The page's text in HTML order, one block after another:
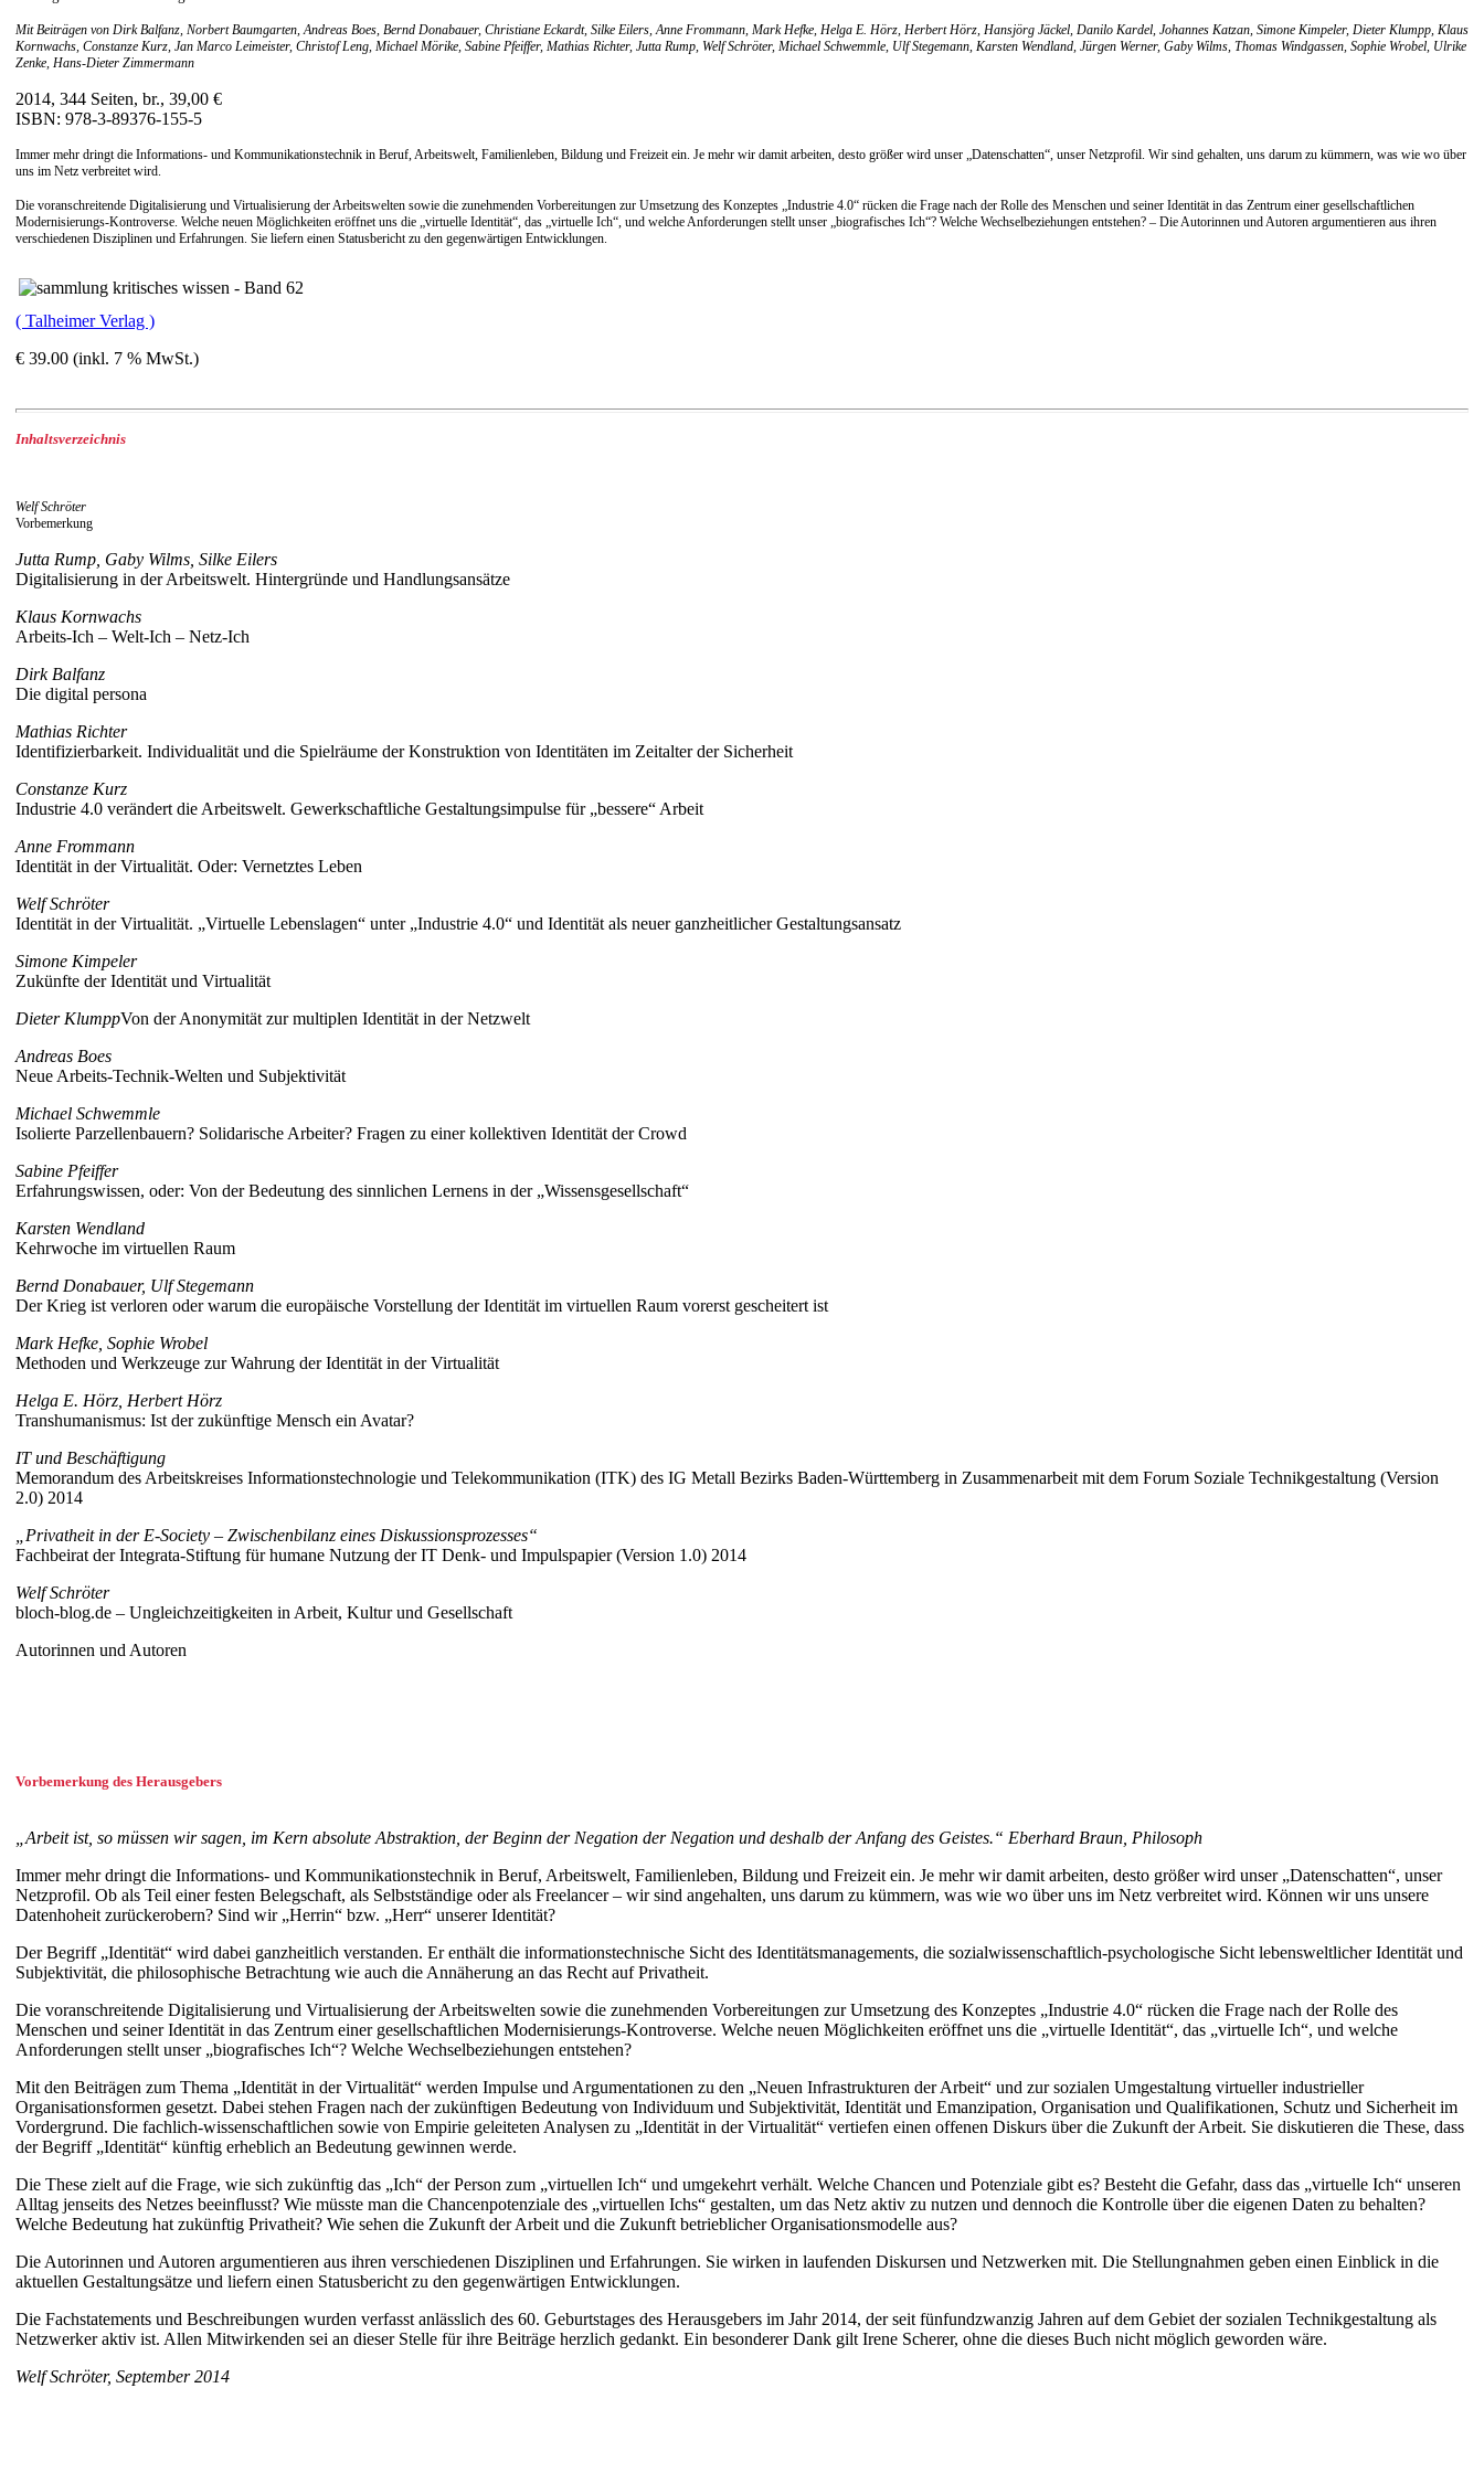
Mit Beiträgen von Dirk Balfanz, Norbert Baumgarten, Andreas Boes, Bernd Donabauer, Christiane Eckardt, Silke Eilers, Anne Frommann, Mark Hefke, Helga E. Hörz, Herbert Hörz, Hansjörg Jäckel, Danilo Kardel, Johannes Katzan, Simone Kimpeler, Dieter Klumpp, Klaus
Kornwachs, Constanze Kurz, Jan Marco Leimeister, Christof Leng, Michael Mörike, Sabine Pfeiffer, Mathias Richter, Jutta Rump, Welf Schröter, Michael Schwemmle, Ulf Stegemann, Karsten Wendland, Jürgen Werner, Gaby Wilms, Thomas Windgassen, Sophie Wrobel, Ulrike
Zenke, Hans-Dieter Zimmermann
2014, 344 Seiten, br., 39,00 €
ISBN: 978-3-89376-155-5
Immer mehr dringt die Informations- und Kommunikationstechnik in Beruf, Arbeitswelt, Familienleben, Bildung und Freizeit ein. Je mehr wir damit arbeiten, desto größer wird unser „Datenschatten“, unser Netzprofil. Wir sind gehalten, uns darum zu kümmern, was wie wo über
uns im Netz verbreitet wird.
Die voranschreitende Digitalisierung und Virtualisierung der Arbeitswelten sowie die zunehmenden Vorbereitungen zur Umsetzung des Konzeptes „Industrie 4.0“ rücken die Frage nach der Rolle des Menschen und seiner Identität in das Zentrum einer gesellschaftlichen
Modernisierungs-Kontroverse. Welche neuen Möglichkeiten eröffnet uns die „virtuelle Identität“, das „virtuelle Ich“, und welche Anforderungen stellt unser „biografisches Ich“? Welche Wechselbeziehungen entstehen? – Die Autorinnen und Autoren argumentieren aus ihren
verschiedenen Disziplinen und Erfahrungen. Sie liefern einen Statusbericht zu den gegenwärtigen Entwicklungen.
( Talheimer Verlag )
€ 39.00 (inkl. 7 % MwSt.)
Inhaltsverzeichnis
Welf Schröter
Vorbemerkung
Jutta Rump, Gaby Wilms, Silke Eilers
Digitalisierung in der Arbeitswelt. Hintergründe und Handlungsansätze
Klaus Kornwachs
Arbeits-Ich – Welt-Ich – Netz-Ich
Dirk Balfanz
Die digital persona
Mathias Richter
Identifizierbarkeit. Individualität und die Spielräume der Konstruktion von Identitäten im Zeitalter der Sicherheit
Constanze Kurz
Industrie 4.0 verändert die Arbeitswelt. Gewerkschaftliche Gestaltungsimpulse für „bessere“ Arbeit
Anne Frommann
Identität in der Virtualität. Oder: Vernetztes Leben
Welf Schröter
Identität in der Virtualität. „Virtuelle Lebenslagen“ unter „Industrie 4.0“ und Identität als neuer ganzheitlicher Gestaltungsansatz
Simone Kimpeler
Zukünfte der Identität und Virtualität
Dieter KlumppVon der Anonymität zur multiplen Identität in der Netzwelt
Andreas Boes
Neue Arbeits-Technik-Welten und Subjektivität
Michael Schwemmle
Isolierte Parzellenbauern? Solidarische Arbeiter? Fragen zu einer kollektiven Identität der Crowd
Sabine Pfeiffer
Erfahrungswissen, oder: Von der Bedeutung des sinnlichen Lernens in der „Wissensgesellschaft“
Karsten Wendland
Kehrwoche im virtuellen Raum
Bernd Donabauer, Ulf Stegemann
Der Krieg ist verloren oder warum die europäische Vorstellung der Identität im virtuellen Raum vorerst gescheitert ist
Mark Hefke, Sophie Wrobel
Methoden und Werkzeuge zur Wahrung der Identität in der Virtualität
Helga E. Hörz, Herbert Hörz
Transhumanismus: Ist der zukünftige Mensch ein Avatar?
IT und Beschäftigung
Memorandum des Arbeitskreises Informationstechnologie und Telekommunikation (ITK) des IG Metall Bezirks Baden-Württemberg in Zusammenarbeit mit dem Forum Soziale Technikgestaltung (Version
2.0) 2014
„Privatheit in der E-Society – Zwischenbilanz eines Diskussionsprozesses“
Fachbeirat der Integrata-Stiftung für humane Nutzung der IT Denk- und Impulspapier (Version 1.0) 2014
Welf Schröter
bloch-blog.de – Ungleichzeitigkeiten in Arbeit, Kultur und Gesellschaft
Autorinnen und Autoren
Vorbemerkung des Herausgebers
„Arbeit ist, so müssen wir sagen, im Kern absolute Abstraktion, der Beginn der Negation der Negation und deshalb der Anfang des Geistes.“ Eberhard Braun, Philosoph
Immer mehr dringt die Informations- und Kommunikationstechnik in Beruf, Arbeitswelt, Familienleben, Bildung und Freizeit ein. Je mehr wir damit arbeiten, desto größer wird unser „Datenschatten“, unser
Netzprofil. Ob als Teil einer festen Belegschaft, als Selbstständige oder als Freelancer – wir sind angehalten, uns darum zu kümmern, was wie wo über uns im Netz verbreitet wird. Können wir uns unsere
Datenhoheit zurückerobern? Sind wir „Herrin“ bzw. „Herr“ unserer Identität?
Der Begriff „Identität“ wird dabei ganzheitlich verstanden. Er enthält die informationstechnische Sicht des Identitätsmanagements, die sozialwissenschaftlich-psychologische Sicht lebensweltlicher Identität und
Subjektivität, die philosophische Betrachtung wie auch die Annäherung an das Recht auf Privatheit.
Die voranschreitende Digitalisierung und Virtualisierung der Arbeitswelten sowie die zunehmenden Vorbereitungen zur Umsetzung des Konzeptes „Industrie 4.0“ rücken die Frage nach der Rolle des
Menschen und seiner Identität in das Zentrum einer gesellschaftlichen Modernisierungs-Kontroverse. Welche neuen Möglichkeiten eröffnet uns die „virtuelle Identität“, das „virtuelle Ich“, und welche
Anforderungen stellt unser „biografisches Ich“? Welche Wechselbeziehungen entstehen?
Mit den Beiträgen zum Thema „Identität in der Virtualität“ werden Impulse und Argumentationen zu den „Neuen Infrastrukturen der Arbeit“ und zur sozialen Umgestaltung virtueller industrieller
Organisationsformen gesetzt. Dabei stehen Fragen nach der zukünftigen Bedeutung von Individuum und Subjektivität, Identität und Emanzipation, Organisation und Qualifikationen, Schutz und Sicherheit im
Vordergrund. Die fachlich-wissenschaftlichen sowie von Empirie geleiteten Analysen zu „Identität in der Virtualität“ vertiefen einen offenen Diskurs über die Zukunft der Arbeit. Sie diskutieren die These, dass
der Begriff „Identität“ künftig erheblich an Bedeutung gewinnen werde.
Die These zielt auf die Frage, wie sich zukünftig das „Ich“ der Person zum „virtuellen Ich“ und umgekehrt verhält. Welche Chancen und Potenziale gibt es? Besteht die Gefahr, dass das „virtuelle Ich“ unseren
Alltag jenseits des Netzes beeinflusst? Wie müsste man die Chancenpotenziale des „virtuellen Ichs“ gestalten, um das Netz aktiv zu nutzen und dennoch die Kontrolle über die eigenen Daten zu behalten?
Welche Bedeutung hat zukünftig Privatheit? Wie sehen die Zukunft der Arbeit und die Zukunft betrieblicher Organisationsmodelle aus?
Die Autorinnen und Autoren argumentieren aus ihren verschiedenen Disziplinen und Erfahrungen. Sie wirken in laufenden Diskursen und Netzwerken mit. Die Stellungnahmen geben einen Einblick in die
aktuellen Gestaltungsätze und liefern einen Statusbericht zu den gegenwärtigen Entwicklungen.
Die Fachstatements und Beschreibungen wurden verfasst anlässlich des 60. Geburtstages des Herausgebers im Jahr 2014, der seit fünfundzwanzig Jahren auf dem Gebiet der sozialen Technikgestaltung als
Netzwerker aktiv ist. Allen Mitwirkenden sei an dieser Stelle für ihre Beiträge herzlich gedankt. Ein besonderer Dank gilt Irene Scherer, ohne die dieses Buch nicht möglich geworden wäre.
Welf Schröter, September 2014